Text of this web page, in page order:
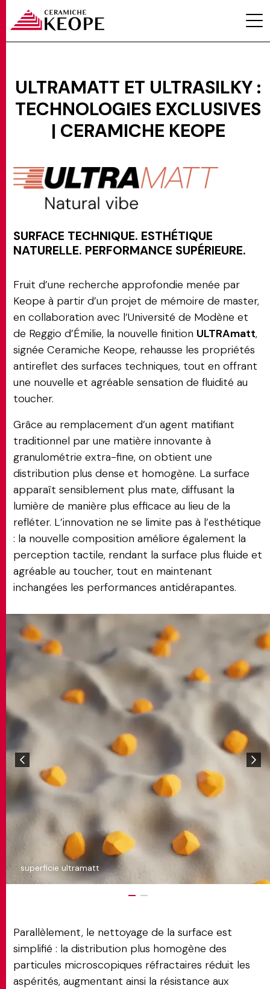
PROJETS
MAGAZINE
CONTACTS
MATCH APP
RECHERCHE
ESPACE RÉSERVÉ
ULTRAMATT ET ULTRASILKY :
TECHNOLOGIES EXCLUSIVES
| CERAMICHE KEOPE
superficie ultramatt
SURFACE TECHNIQUE. ESTHÉTIQUE
NATURELLE. PERFORMANCE SUPÉRIEURE.
Fruit d’une recherche approfondie menée par
Keope à partir d’un projet de mémoire de master,
en collaboration avec l’Université de Modène et
de Reggio d’Émilie, la nouvelle finition ULTRAmatt,
signée Ceramiche Keope, rehausse les propriétés
antireflet des surfaces techniques, tout en offrant
une nouvelle et agréable sensation de fluidité au
toucher.
Grâce au remplacement d’un agent matifiant
traditionnel par une matière innovante à
granulométrie extra-fine, on obtient une
distribution plus dense et homogène. La surface
apparaît sensiblement plus mate, diffusant la
lumière de manière plus efficace au lieu de la
refléter. L’innovation ne se limite pas à l’esthétique
: la nouvelle composition améliore également la
perception tactile, rendant la surface plus fluide et
agréable au toucher, tout en maintenant
inchangées les performances antidérapantes.
Parallèlement, le nettoyage de la surface est
simplifié : la distribution plus homogène des
particules microscopiques réfractaires réduit les
aspérités, augmentant ainsi la résistance aux